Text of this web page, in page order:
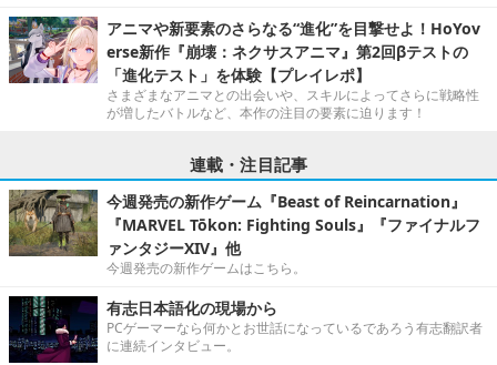
アニマや新要素のさらなる“進化”を目撃せよ！HoYov
erse新作『崩壊：ネクサスアニマ』第2回βテストの
「進化テスト」を体験【プレイレポ】
さまざまなアニマとの出会いや、スキルによってさらに戦略性
が増したバトルなど、本作の注目の要素に迫ります！
連載・注目記事
今週発売の新作ゲーム『Beast of Reincarnation』
『MARVEL Tōkon: Fighting Souls』『ファイナルフ
ァンタジーXIV』他
今週発売の新作ゲームはこちら。
有志日本語化の現場から
PCゲーマーなら何かとお世話になっているであろう有志翻訳者
に連続インタビュー。